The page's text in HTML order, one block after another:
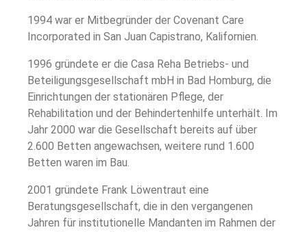
1994 war er Mitbegründer der Covenant Care
Incorporated in San Juan Capistrano, Kalifornien.
1996 gründete er die Casa Reha Betriebs- und
Beteiligungsgesellschaft mbH in Bad Homburg, die
Einrichtungen der stationären Pflege, der
Rehabilitation und der Behindertenhilfe unterhält. Im
Jahr 2000 war die Gesellschaft bereits auf über
2.600 Betten angewachsen, weitere rund 1.600
Betten waren im Bau.
2001 gründete Frank Löwentraut eine
Beratungsgesellschaft, die in den vergangenen
Jahren für institutionelle Mandanten im Rahmen der